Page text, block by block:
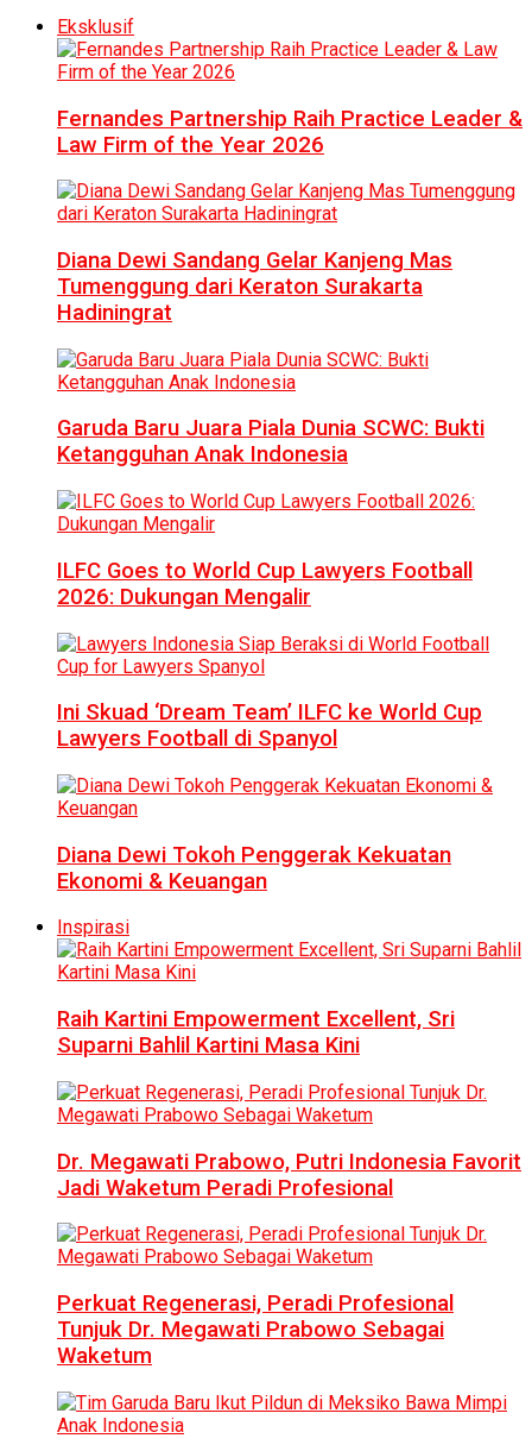
Eksklusif
Fernandes Partnership Raih Practice Leader &
Law Firm of the Year 2026
Diana Dewi Sandang Gelar Kanjeng Mas
Tumenggung dari Keraton Surakarta
Hadiningrat
Garuda Baru Juara Piala Dunia SCWC: Bukti
Ketangguhan Anak Indonesia
ILFC Goes to World Cup Lawyers Football
2026: Dukungan Mengalir
Ini Skuad ‘Dream Team’ ILFC ke World Cup
Lawyers Football di Spanyol
Diana Dewi Tokoh Penggerak Kekuatan
Ekonomi & Keuangan
Inspirasi
Raih Kartini Empowerment Excellent, Sri
Suparni Bahlil Kartini Masa Kini
Dr. Megawati Prabowo, Putri Indonesia Favorit
Jadi Waketum Peradi Profesional
Perkuat Regenerasi, Peradi Profesional
Tunjuk Dr. Megawati Prabowo Sebagai
Waketum